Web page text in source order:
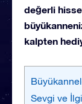
değerli
kalpten
Sevgi ve